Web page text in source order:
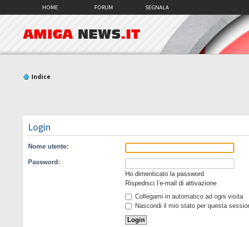
HOME FORUM SEGNALA
AMIGA NEWS.IT
Indice
Login
Nome utente:
Password:
Ho dimenticato la password
Rispedisci l’e-mail di attivazione
Collegami in automatico ad ogni visita
Nascondi il mio stato per questa